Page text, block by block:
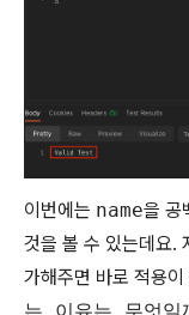
이번에는 name을 공
것을 볼 수 있는데요.
가해주면 바로 적용이